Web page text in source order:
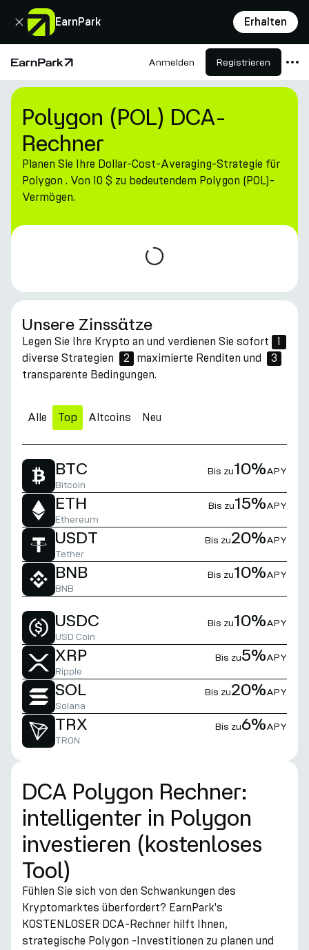
EarnPark Erhalten
Schließen
Startseite Anmelden Registrieren
Produkte
Märkte
Rechner
PARK Token
Unternehmen
Polygon (POL) DCA-
Rechner
Planen Sie Ihre Dollar-Cost-Averaging-Strategie für
Polygon . Von 10 $ zu bedeutendem Polygon (POL)-
Vermögen.
Unsere Zinssätze
Legen Sie Ihre Krypto an und verdienen Sie sofort
1
diverse Strategien
2 maximierte Renditen und
3
transparente Bedingungen.
Alle Top Altcoins Neu
BTC
Bitcoin
Bis zu10%APY
ETH
Ethereum
Bis zu15%APY
USDT
Tether
Bis zu20%APY
BNB
BNB
Bis zu10%APY
USDC
USD Coin
Bis zu10%APY
XRP
Ripple
Bis zu5%APY
SOL
Solana
Bis zu20%APY
TRX
TRON
Bis zu6%APY
DCA Polygon Rechner:
intelligenter in Polygon
investieren (kostenloses
Tool)
Fühlen Sie sich von den Schwankungen des
Kryptomarktes überfordert? EarnPark's
KOSTENLOSER DCA-Rechner hilft Ihnen,
strategische Polygon -Investitionen zu planen und